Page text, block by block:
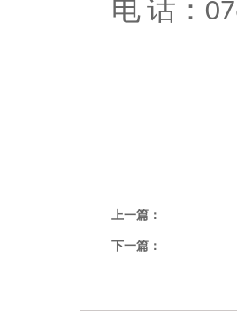
电话：
上一篇：
下一篇：